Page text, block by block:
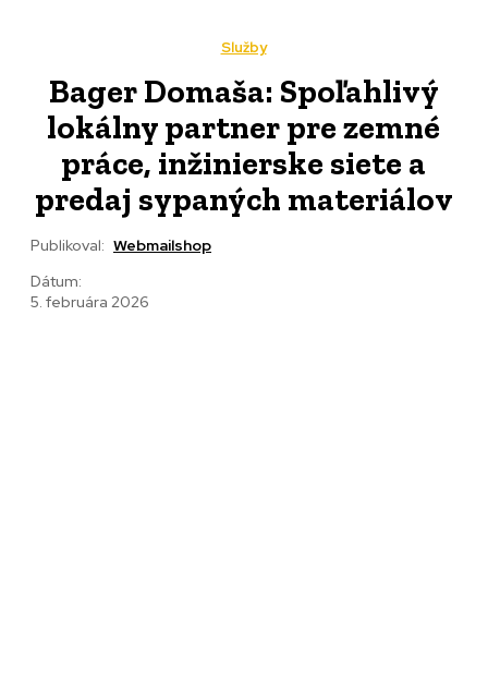
Služby
Bager Domaša: Spoľahlivý
lokálny partner pre zemné
práce, inžinierske siete a
predaj sypaných materiálov
Publikoval: Webmailshop
Dátum:
5. februára 2026